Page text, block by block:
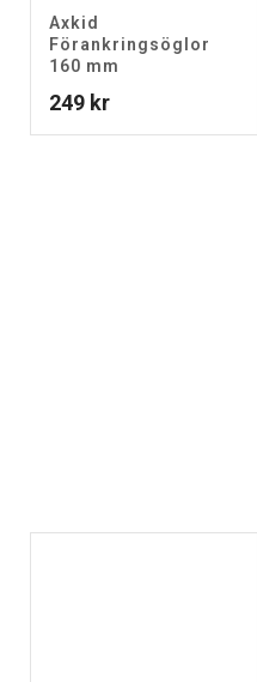
Axkid
Förankringsöglor
160 mm
249 kr